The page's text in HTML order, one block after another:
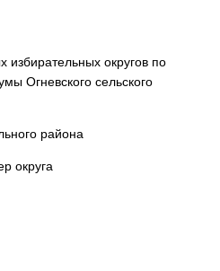
округов по
Огневского сельского
района
округа